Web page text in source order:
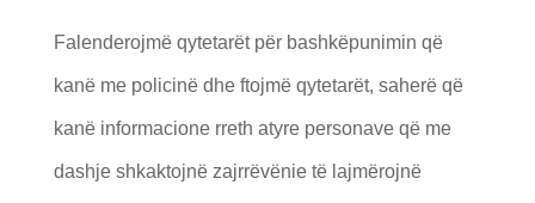
Falenderojmë qytetarët për bashkëpunimin që
kanë me policinë dhe ftojmë qytetarët, saherë që
kanë informacione rreth atyre personave që me
dashje shkaktojnë zajrrëvënie të lajmërojnë